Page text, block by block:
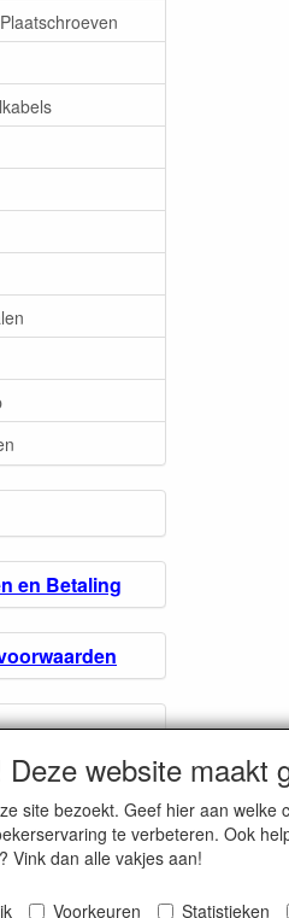
en Betaling
Deze website maakt
site bezoekt. Geef hier aan
te verbeteren. Ook
Vink dan alle vakjes aan!
Voorkeuren Statistieken